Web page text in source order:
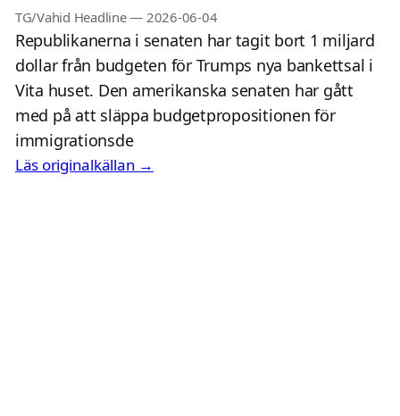
TG/Vahid Headline— 2026-06-04
Republikanerna i senaten har tagit bort 1 miljard
dollar från budgeten för Trumps nya bankettsal i
Vita huset. Den amerikanska senaten har gått
med på att släppa budgetpropositionen för
immigrationsde
Läs originalkällan →